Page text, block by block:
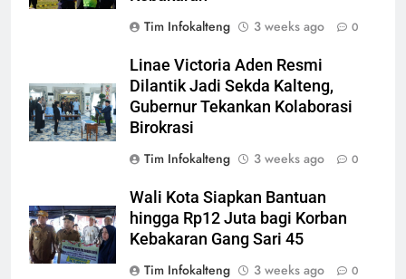
Tim Infokalteng
3 weeks ago 0
Linae Victoria Aden Resmi
Dilantik Jadi Sekda Kalteng,
Gubernur Tekankan Kolaborasi
Birokrasi
Tim Infokalteng
3 weeks ago 0
Wali Kota Siapkan Bantuan
hingga Rp12 Juta bagi Korban
Kebakaran Gang Sari 45
Tim Infokalteng
3 weeks ago 0